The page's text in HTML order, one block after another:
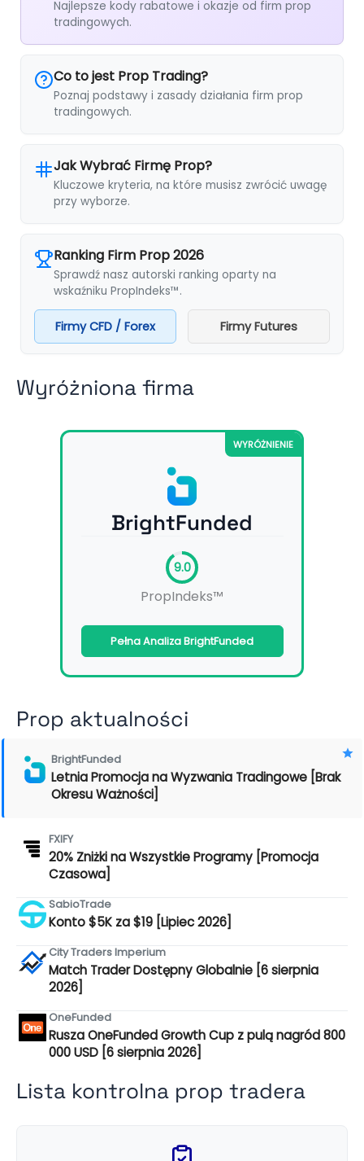
Najlepsze kody rabatowe i okazje od firm prop
tradingowych.
Co to jest Prop Trading?
Poznaj podstawy i zasady działania firm prop
tradingowych.
Jak Wybrać Firmę Prop?
Kluczowe kryteria, na które musisz zwrócić uwagę
przy wyborze.
Ranking Firm Prop 2026
Sprawdź nasz autorski ranking oparty na
wskaźniku PropIndeks™.
Firmy CFD / Forex Firmy Futures
Wyróżniona firma
WYRÓŻNIENIE
BrightFunded
9.0
PropIndeks™
Pełna Analiza BrightFunded
Prop aktualności
BrightFunded
Letnia Promocja na Wyzwania Tradingowe [Brak
Okresu Ważności]
FXIFY
20% Zniżki na Wszystkie Programy [Promocja
Czasowa]
SabioTrade
Konto $5K za $19 [Lipiec 2026]
City Traders Imperium
Match Trader Dostępny Globalnie [6 sierpnia
2026]
OneFunded
Rusza OneFunded Growth Cup z pulą nagród 800
000 USD [6 sierpnia 2026]
Lista kontrolna prop tradera